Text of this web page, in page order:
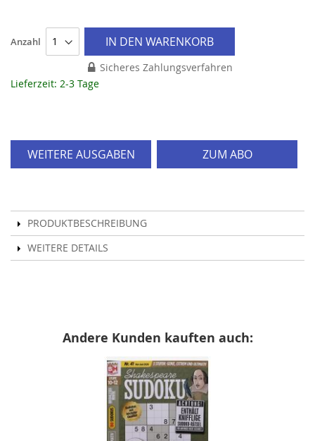
Anzahl IN DEN WARENKORB
Sicheres Zahlungsverfahren
Lieferzeit: 2-3 Tage
WEITERE AUSGABEN ZUM ABO
PRODUKTBESCHREIBUNG
WEITERE DETAILS
Andere Kunden kauften auch: